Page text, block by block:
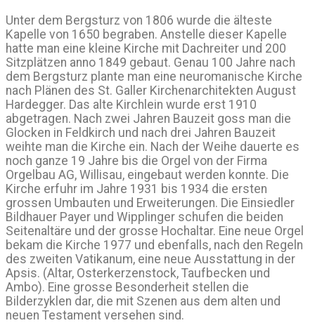
Unter dem Bergsturz von 1806 wurde die älteste
Kapelle von 1650 begraben. Anstelle dieser Kapelle
hatte man eine kleine Kirche mit Dachreiter und 200
Sitzplätzen anno 1849 gebaut. Genau 100 Jahre nach
dem Bergsturz plante man eine neuromanische Kirche
nach Plänen des St. Galler Kirchenarchitekten August
Hardegger. Das alte Kirchlein wurde erst 1910
abgetragen. Nach zwei Jahren Bauzeit goss man die
Glocken in Feldkirch und nach drei Jahren Bauzeit
weihte man die Kirche ein. Nach der Weihe dauerte es
noch ganze 19 Jahre bis die Orgel von der Firma
Orgelbau AG, Willisau, eingebaut werden konnte. Die
Kirche erfuhr im Jahre 1931 bis 1934 die ersten
grossen Umbauten und Erweiterungen. Die Einsiedler
Bildhauer Payer und Wipplinger schufen die beiden
Seitenaltäre und der grosse Hochaltar. Eine neue Orgel
bekam die Kirche 1977 und ebenfalls, nach den Regeln
des zweiten Vatikanum, eine neue Ausstattung in der
Apsis. (Altar, Osterkerzenstock, Taufbecken und
Ambo). Eine grosse Besonderheit stellen die
Bilderzyklen dar, die mit Szenen aus dem alten und
neuen Testament versehen sind.